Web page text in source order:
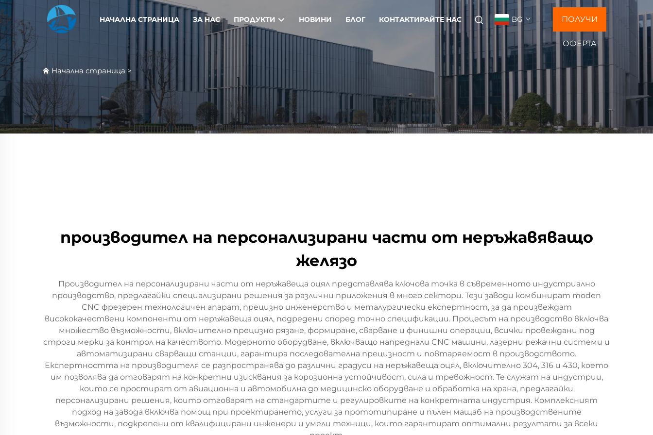
НАЧАЛНА СТРАНИЦА ЗА НАС ПРОДУКТИ НОВИНИ БЛОГ КОНТАКТИРАЙТЕ НАС BG ПОЛУЧИ
ОФЕРТА
Начална страница >
производител на персонализирани части от неръжавяващо
желязо
Производител на персонализирани части от неръжавеща оцял представлява ключова точка в съвременното индустриално
производство, предлагайки специализирани решения за различни приложения в много сектори. Тези заводи комбинират moden
CNC фрезерен технологичен апарат, прецизно инженерство и металургически експертност, за да произвеждат
висококачествени компоненти от неръжавеща оцял, подредени според точно спецификации. Процесът на производство включва
множество възможности, включително прецизно рязане, формиране, сварване и финишни операции, всички провеждани под
строги мерки за контрол на качеството. Модерното оборудване, включващо напреднали CNC машини, лазерни режачни системи и
автоматизирани сварващи станции, гарантира последователна прецизност и повтаряемост в производството.
Експертността на производителя се разпространява до различни градуси на неръжавеща оцял, включително 304, 316 и 430, което
им позволява да отговарят на конкретни изисквания за корозионна устойчивост, сила и тревожност. Те служат на индустрии,
които се простират от авиационна и автомобилна до медицинско оборудване и обработка на храна, предлагайки
персонализирани решения, които отговарят на стандартите и регулировките на конкретната индустрия. Комплексният
подход на завода включва помощ при проектирането, услуги за прототипиране и пълен мащаб на производствените
възможности, подкрепени от квалифицирани инженери и умели техници, които гарантират оптимални резултати за всеки